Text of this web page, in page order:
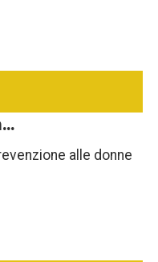
alle donne